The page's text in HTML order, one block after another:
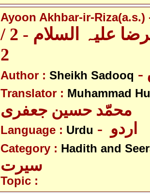
Ayoon Akhbar-ir-Riza(a.s.)
عیون اخبار الرضا علیہ السلام - 2 /
2
Author : Sheikh Sadooq
Translator : Muhammad
محمّد حسین جعفری
Language : Urdu
Category : Hadith and
سیرت
Topic :